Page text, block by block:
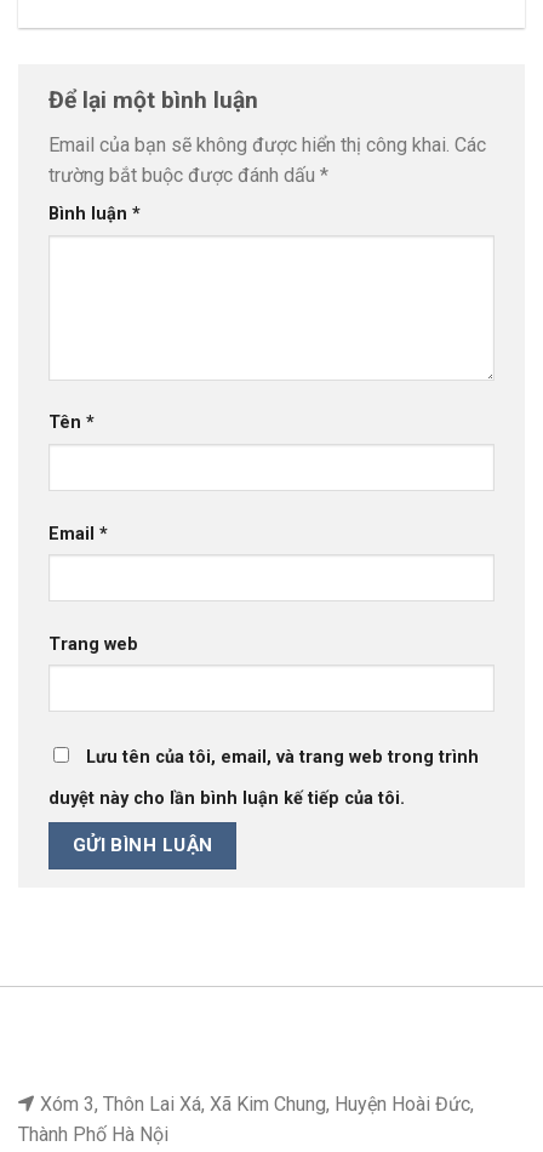
Để lại một bình luận
Email của bạn sẽ không được hiển thị công khai. Các
trường bắt buộc được đánh dấu *
Bình luận *
Tên *
Email *
Trang web
Lưu tên của tôi, email, và trang web trong trình
duyệt này cho lần bình luận kế tiếp của tôi.
Xóm 3, Thôn Lai Xá, Xã Kim Chung, Huyện Hoài Đức,
Thành Phố Hà Nội